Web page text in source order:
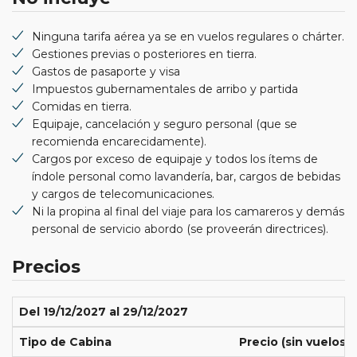
Ninguna tarifa aérea ya se en vuelos regulares o chárter.
Gestiones previas o posteriores en tierra.
Gastos de pasaporte y visa
Impuestos gubernamentales de arribo y partida
Comidas en tierra.
Equipaje, cancelación y seguro personal (que se
recomienda encarecidamente).
Cargos por exceso de equipaje y todos los ítems de
índole personal como lavandería, bar, cargos de bebidas
y cargos de telecomunicaciones.
Ni la propina al final del viaje para los camareros y demás
personal de servicio abordo (se proveerán directrices).
Precios
Del 19/12/2027 al 29/12/2027
Tipo de Cabina Precio (sin vuelos)